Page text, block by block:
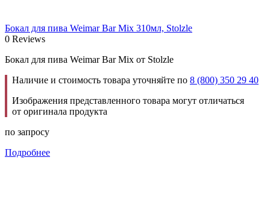
Бокал для пива Weimar Bar Mix 310мл, Stolzle
0 Reviews
Бокал для пива Weimar Bar Mix от Stolzle
Наличие и стоимость товара уточняйте по 8 (800) 350 29 40
Изображения представленного товара могут отличаться
от оригинала продукта
по запросу
Подробнее